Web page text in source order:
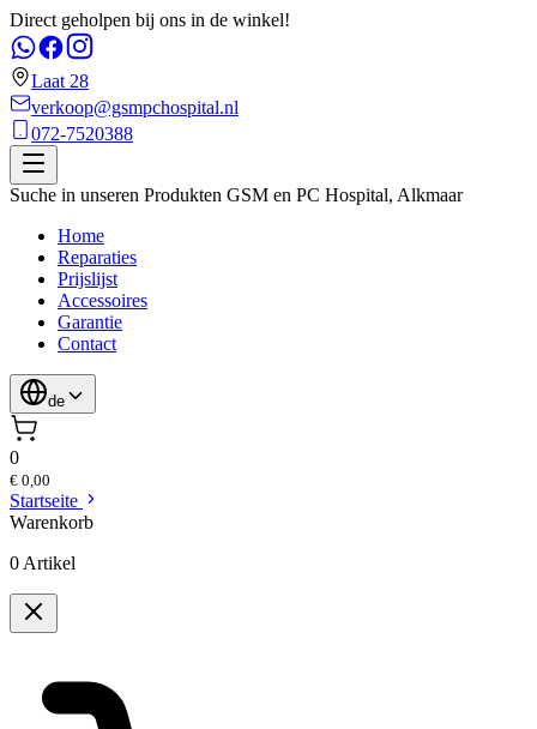
Direct geholpen bij ons in de winkel!
Laat 28
verkoop@gsmpchospital.nl
072-7520388
Suche in unseren Produkten GSM en PC Hospital, Alkmaar
Home
Reparaties
Prijslijst
Accessoires
Garantie
Contact
de
0
€ 0,00
Startseite
Warenkorb
0 Artikel